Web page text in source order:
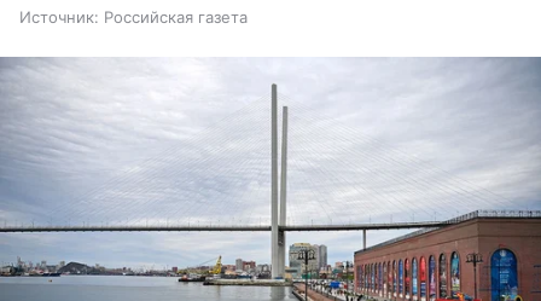
Источник: Российская газета